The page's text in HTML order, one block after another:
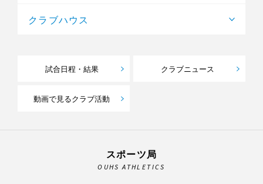
クラブハウス
試合日程・結果 クラブニュース
動画で見るクラブ活動
スポーツ局
OUHS ATHLETICS